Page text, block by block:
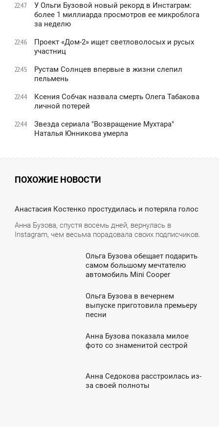
22:47
У Ольги Бузовой новый рекорд в Инстаграм:
более 1 миллиарда просмотров ее микроблога
за неделю
22:46
Проект «Дом-2» ищет светловолосых и русых
участниц
22:45
Рустам Солнцев впервые в жизни слепил
пельмень
22:44
Ксения Собчак назвала смерть Олега Табакова
личной потерей
22:44
Звезда сериала "Возвращение Мухтара"
Наталья Юнникова умерла
ПОХОЖИЕ НОВОСТИ
Анастасия Костенко простудилась и потеряла голос
Анна Бузова, спустя восемь дней, вернулась в
Instagram, чем весьма порадовала своих подписчиков.
Ольга Бузова обещает подарить
самом большому мечтателю
автомобиль Mini Cooper
Ольга Бузова в вечернем
выпуске приготовила премьеру
песни
Анна Бузова показала милое
фото со знаменитой сестрой
Анна Седокова расстроилась из-
за своей полноты